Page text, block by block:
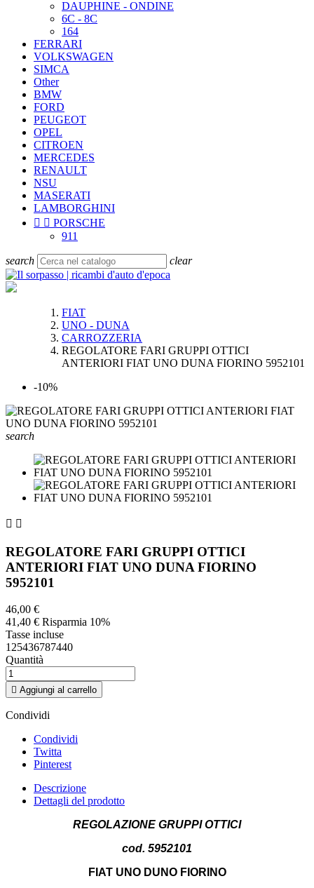
DAUPHINE - ONDINE
6C - 8C
164
FERRARI
VOLKSWAGEN
SIMCA
Other
BMW
FORD
PEUGEOT
OPEL
CITROEN
MERCEDES
RENAULT
NSU
MASERATI
LAMBORGHINI
  PORSCHE
911
search clear
FIAT
UNO - DUNA
CARROZZERIA
REGOLATORE FARI GRUPPI OTTICI
ANTERIORI FIAT UNO DUNA FIORINO 5952101
-10%
search
 
REGOLATORE FARI GRUPPI OTTICI
ANTERIORI FIAT UNO DUNA FIORINO
5952101
46,00 €
41,40 € Risparmia 10%
Tasse incluse
125436787440
Quantità
 Aggiungi al carrello
Condividi
Condividi
Twitta
Pinterest
Descrizione
Dettagli del prodotto
REGOLAZIONE GRUPPI OTTICI
cod. 5952101
FIAT UNO DUNO FIORINO